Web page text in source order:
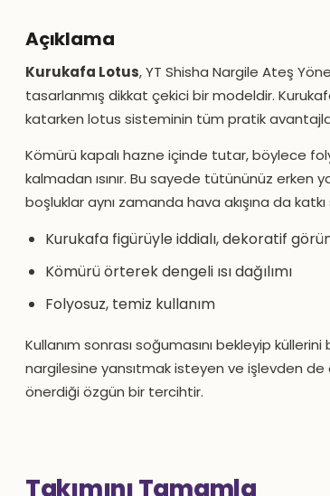
Açıklama
Kurukafa Lotus, YT Shisha Nargile Ateş
tasarlanmış dikkat çekici bir modeldir.
katarken lotus sisteminin tüm pratik
Kömürü kapalı hazne içinde tutar, böylece
kalmadan ısınır. Bu sayede tütününüz erken
boşluklar aynı zamanda hava akışına da
Kurukafa figürüyle iddialı, dekoratif
Kömürü örterek dengeli ısı dağılımı
Folyosuz, temiz kullanım
Kullanım sonrası soğumasını bekleyip
nargilesine yansıtmak isteyen ve işlevden de
önerdiği özgün bir tercihtir.
Takımını Tamamla